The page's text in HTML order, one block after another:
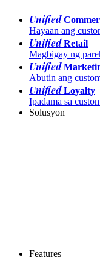
Unified
Hayaan ang
UnifiedRetail
Magbigay ng
Unified
Abutin ang
UnifiedLoyalty
Ipadama sa
Solusyon
Features